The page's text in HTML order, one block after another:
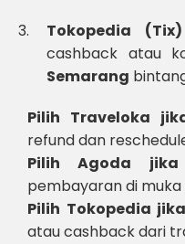
Tokopedia (Tix)
cashback atau
Semarang
Pilih Traveloka
refund dan
Pilih Agoda jika
pembayaran di
Pilih Tokopedia jika
atau cashback dari